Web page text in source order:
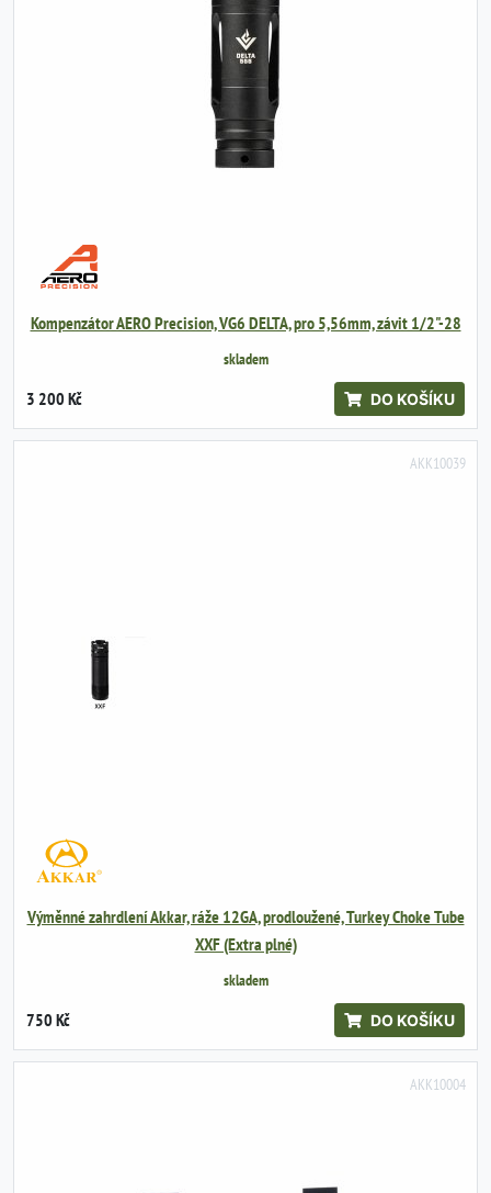
Kompenzátor AERO Precision, VG6 DELTA, pro 5,56mm, závit 1/2"-28
skladem
3 200 Kč DO KOŠÍKU
AKK10039
Výměnné zahrdlení Akkar, ráže 12GA, prodloužené, Turkey Choke Tube
XXF (Extra plné)
skladem
750 Kč DO KOŠÍKU
AKK10004